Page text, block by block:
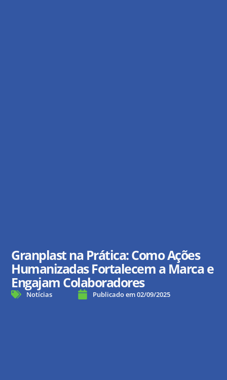
Granplast na Prática: Como Ações
Humanizadas Fortalecem a Marca e
Engajam Colaboradores
Notícias Publicado em02/09/2025